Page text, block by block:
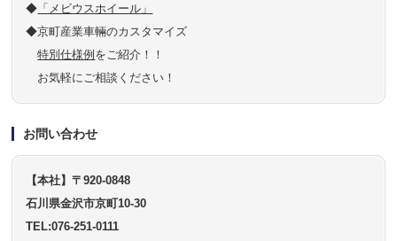
◆ 「メビウスホイール」
◆京町産業車輛のカスタマイズ
特別仕様例 をご紹介！！
お気軽にご相談ください！
お問い合わせ
【本社】〒920-0848
石川県金沢市京町10-30
TEL:076-251-0111